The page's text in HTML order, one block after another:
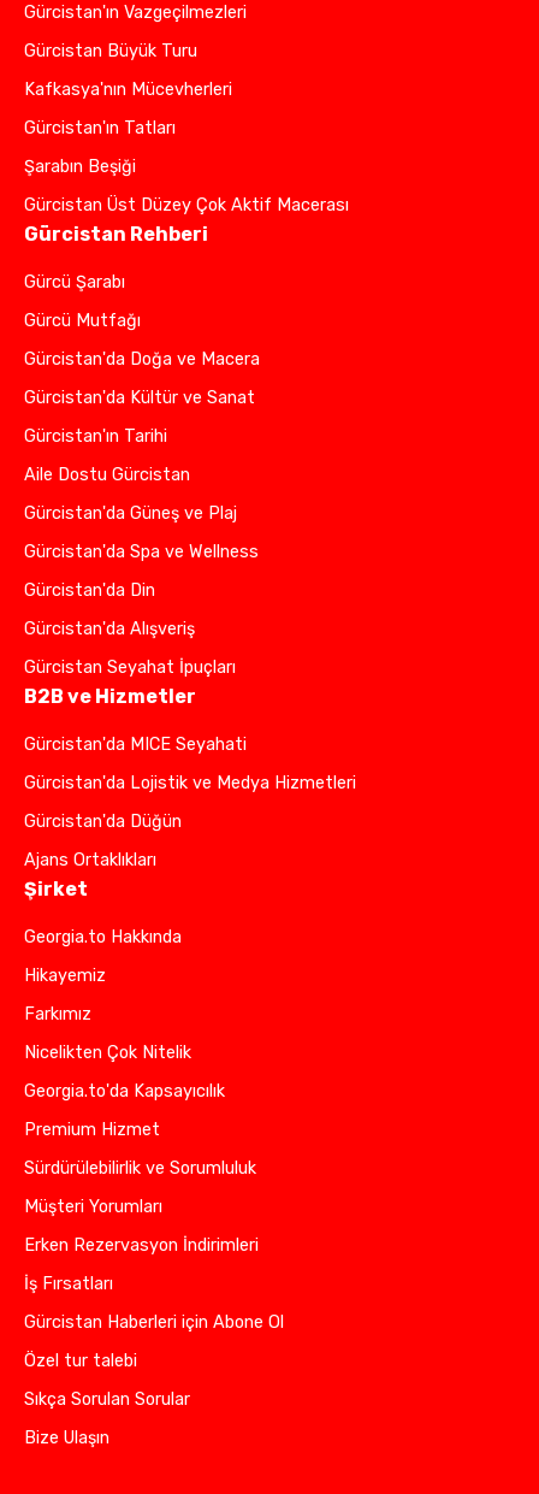
Gürcistan'ın Vazgeçilmezleri
Gürcistan Büyük Turu
Kafkasya'nın Mücevherleri
Gürcistan'ın Tatları
Şarabın Beşiği
Gürcistan Üst Düzey Çok Aktif Macerası
Gürcistan Rehberi
Gürcü Şarabı
Gürcü Mutfağı
Gürcistan'da Doğa ve Macera
Gürcistan'da Kültür ve Sanat
Gürcistan'ın Tarihi
Aile Dostu Gürcistan
Gürcistan'da Güneş ve Plaj
Gürcistan'da Spa ve Wellness
Gürcistan'da Din
Gürcistan'da Alışveriş
Gürcistan Seyahat İpuçları
B2B ve Hizmetler
Gürcistan'da MICE Seyahati
Gürcistan'da Lojistik ve Medya Hizmetleri
Gürcistan'da Düğün
Ajans Ortaklıkları
Şirket
Georgia.to Hakkında
Hikayemiz
Farkımız
Nicelikten Çok Nitelik
Georgia.to'da Kapsayıcılık
Premium Hizmet
Sürdürülebilirlik ve Sorumluluk
Müşteri Yorumları
Erken Rezervasyon İndirimleri
İş Fırsatları
Gürcistan Haberleri için Abone Ol
Özel tur talebi
Sıkça Sorulan Sorular
Bize Ulaşın